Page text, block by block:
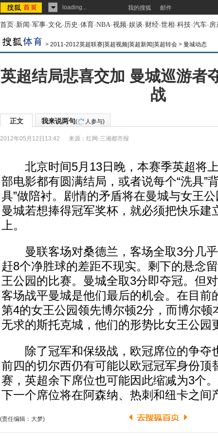
loading... 我的搜狐 邮件
首页-新闻-军事-文化-历史-体育-NBA-视频-娱谈-财经-世相-科技-汽车-房
> 2011-2012英超联赛|英超视频|英超新闻|英超转会 > 曼城动态
英超结局悲喜交加 曼城巡游者
战
正文 我来说两句( 人参与)
2012年05月12日13:42 来源： 红网-三湘都市报
北京时间5月13日晚，本赛季英超将
部电影都有圆满结局，或者说每个“洗具”
具”做陪衬。剧情的矛盾将在曼城与女王
曼城若想捧得冠军奖杯，就必须把快乐建
上。
曼联客场对桑德兰，客场全取3分几乎
赶8个净胜球的差距不现实。剩下的悬念
王公园的比赛。曼城全取3分即夺冠。但
客场战平曼城是他们最后的机会。在目前
第4的女王公园领先博尔顿2分，而博尔顿
无求的斯托克城，他们的形势比女王公园
除了冠军和保级战，欧冠席位的争夺
前四的切尔西仍有可能以欧冠冠军身份顶
赛，英超余下席位也可能因此缩减为3个
下一个席位将在阿森纳、热刺和纽卡之间
(责任编辑：大梦)